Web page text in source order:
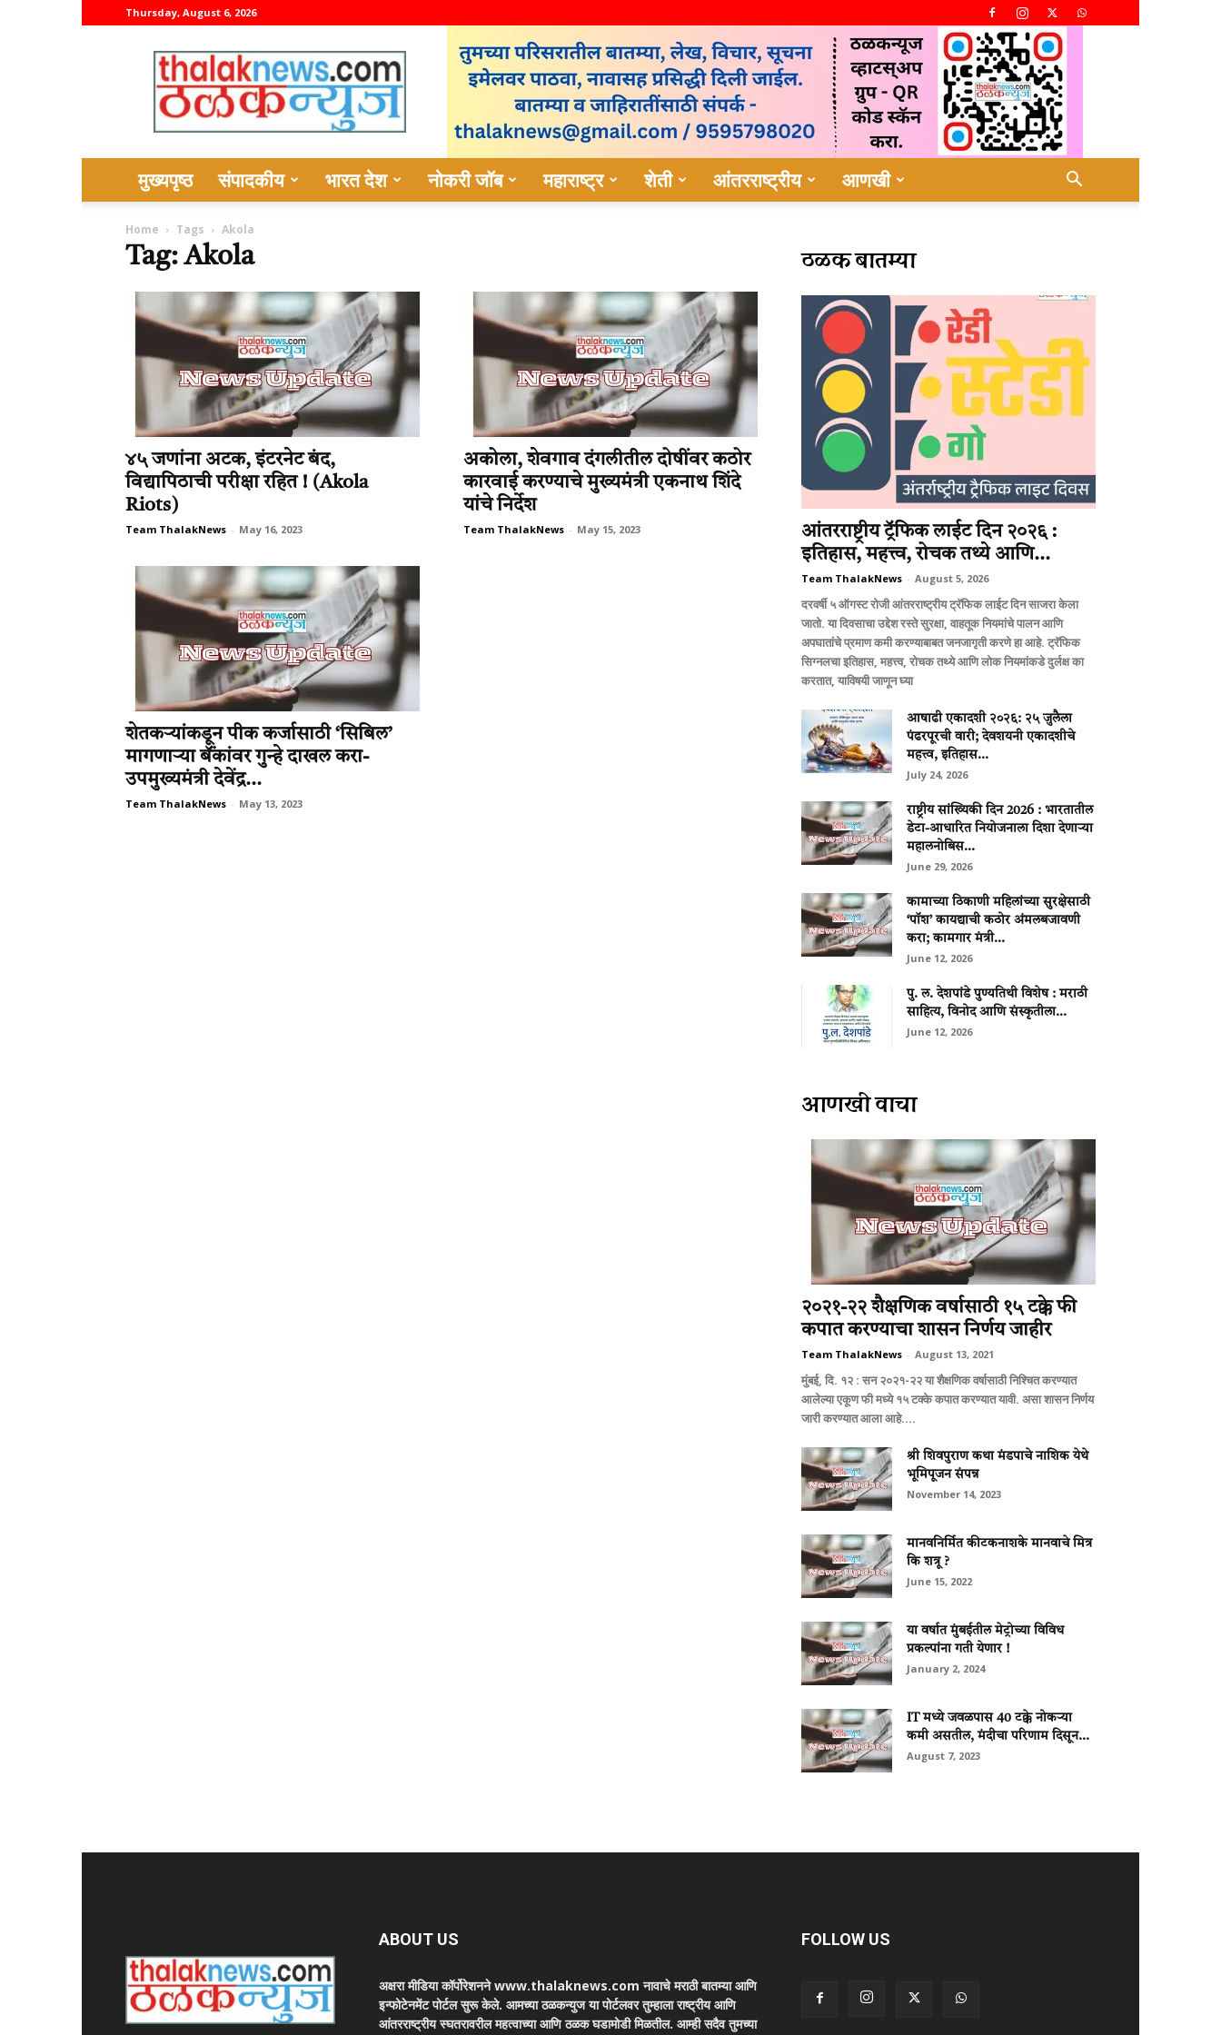
Thursday, August 6, 2026
thalaknews
मुख्यपृष्ठ संपादकीय भारत देश नोकरी जॉब महाराष्ट्र शेती आंतरराष्ट्रीय आणखी
Home Tags Akola
Tag: Akola
४५ जणांना अटक, इंटरनेट बंद,
विद्यापिठाची परीक्षा रहित ! (Akola
Riots)
Team ThalakNews - May 16, 2023
अकोला, शेवगाव दंगलीतील दोषींवर कठोर
कारवाई करण्याचे मुख्यमंत्री एकनाथ शिंदे
यांचे निर्देश
Team ThalakNews - May 15, 2023
शेतकऱ्यांकडून पीक कर्जासाठी ‘सिबिल’
मागणाऱ्या बॅंकांवर गुन्हे दाखल करा-
उपमुख्यमंत्री देवेंद्र...
Team ThalakNews - May 13, 2023
ठळक बातम्या
आंतरराष्ट्रीय ट्रॅफिक लाईट दिन २०२६ :
इतिहास, महत्त्व, रोचक तथ्ये आणि...
Team ThalakNews - August 5, 2026
दरवर्षी ५ ऑगस्ट रोजी आंतरराष्ट्रीय ट्रॅफिक लाईट दिन साजरा केला
जातो. या दिवसाचा उद्देश रस्ते सुरक्षा, वाहतूक नियमांचे पालन आणि
अपघातांचे प्रमाण कमी करण्याबाबत जनजागृती करणे हा आहे. ट्रॅफिक
सिग्नलचा इतिहास, महत्त्व, रोचक तथ्ये आणि लोक नियमांकडे दुर्लक्ष का
करतात, याविषयी जाणून घ्या
आषाढी एकादशी २०२६: २५ जुलैला
पंढरपूरची वारी; देवशयनी एकादशीचे
महत्त्व, इतिहास...
July 24, 2026
राष्ट्रीय सांख्यिकी दिन 2026 : भारतातील
डेटा-आधारित नियोजनाला दिशा देणाऱ्या
महालनोबिस...
June 29, 2026
कामाच्या ठिकाणी महिलांच्या सुरक्षेसाठी
‘पॉश’ कायद्याची कठोर अंमलबजावणी
करा; कामगार मंत्री...
June 12, 2026
पु. ल. देशपांडे पुण्यतिथी विशेष : मराठी
साहित्य, विनोद आणि संस्कृतीला...
June 12, 2026
आणखी वाचा
२०२१-२२ शैक्षणिक वर्षासाठी १५ टक्के फी
कपात करण्याचा शासन निर्णय जाहीर
Team ThalakNews - August 13, 2021
मुंबई, दि. १२ : सन २०२१-२२ या शैक्षणिक वर्षासाठी निश्चित करण्यात
आलेल्या एकूण फी मध्ये १५ टक्के कपात करण्यात यावी. असा शासन निर्णय
जारी करण्यात आला आहे....
श्री शिवपुराण कथा मंडपाचे नाशिक येथे
भूमिपूजन संपन्न
November 14, 2023
मानवनिर्मित कीटकनाशके मानवाचे मित्र
कि शत्रू ?
June 15, 2022
या वर्षात मुंबईतील मेट्रोच्या विविध
प्रकल्पांना गती येणार !
January 2, 2024
IT मध्ये जवळपास 40 टक्के नोकऱ्या
कमी असतील, मंदीचा परिणाम दिसून...
August 7, 2023
ABOUT US
अक्षरा मीडिया कॉर्पोरेशनने www.thalaknews.com नावाचे मराठी बातम्या आणि
इन्फोटेनमेंट पोर्टल सुरू केले. आमच्या ठळकन्युज या पोर्टलवर तुम्हाला राष्ट्रीय आणि
आंतरराष्ट्रीय स्घतरावरील महत्वाच्या आणि ठळक घडामोडी मिळतील. आम्ही सदैव तुमच्या
FOLLOW US